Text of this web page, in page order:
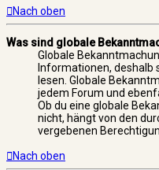
Nach oben
Was sind globale
Globale
Informationen, deshalb
lesen. Globale
jedem Forum und
Ob du eine globale
nicht, hängt von den
vergebenen
Nach oben